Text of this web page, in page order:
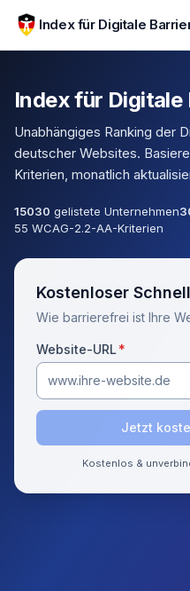
Zum Hauptinhalt springen
Index für Digitale
Index für
Unabhängiges Ranking der
deutscher Websites.
Kriterien, monatlich
15030 gelistete Unternehmen
55 WCAG-2.2-AA-Kriterien
Kostenloser
Wie barrierefrei ist Ihre
Website-URL *
Jetzt
Kostenlos &